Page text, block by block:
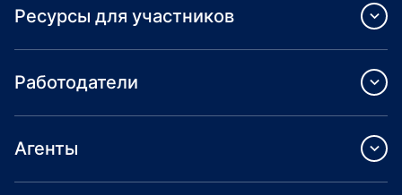
Ресурсы для участников
Работодатели
Агенты